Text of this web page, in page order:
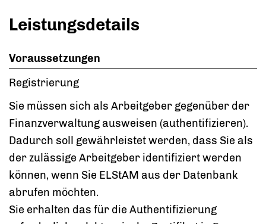
Leistungsdetails
Voraussetzungen
Registrierung
Sie müssen sich als Arbeitgeber gegenüber der
Finanzverwaltung ausweisen (authentifizieren).
Dadurch soll gewährleistet werden, dass Sie als
der zulässige Arbeitgeber identifiziert werden
können, wenn Sie ELStAM aus der Datenbank
abrufen möchten.
Sie erhalten das für die Authentifizierung